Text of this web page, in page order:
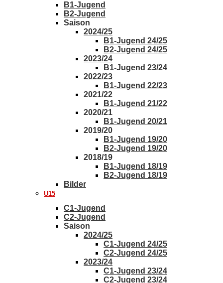
B1-Jugend
B2-Jugend
Saison
2024/25
B1-Jugend 24/25
B2-Jugend 24/25
2023/24
B1-Jugend 23/24
2022/23
B1-Jugend 22/23
2021/22
B1-Jugend 21/22
2020/21
B1-Jugend 20/21
2019/20
B1-Jugend 19/20
B2-Jugend 19/20
2018/19
B1-Jugend 18/19
B2-Jugend 18/19
Bilder
U15
C1-Jugend
C2-Jugend
Saison
2024/25
C1-Jugend 24/25
C2-Jugend 24/25
2023/24
C1-Jugend 23/24
C2-Jugend 23/24